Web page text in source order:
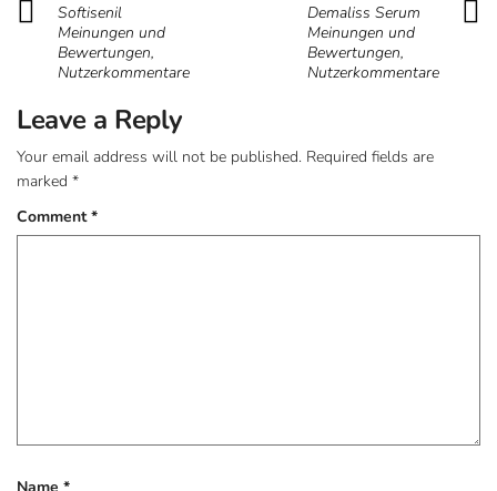
Softisenil
Meinungen und
Bewertungen,
Nutzerkommentare
Demaliss Serum
Meinungen und
Bewertungen,
Nutzerkommentare
Leave a Reply
Your email address will not be published. Required fields are
marked *
Comment*